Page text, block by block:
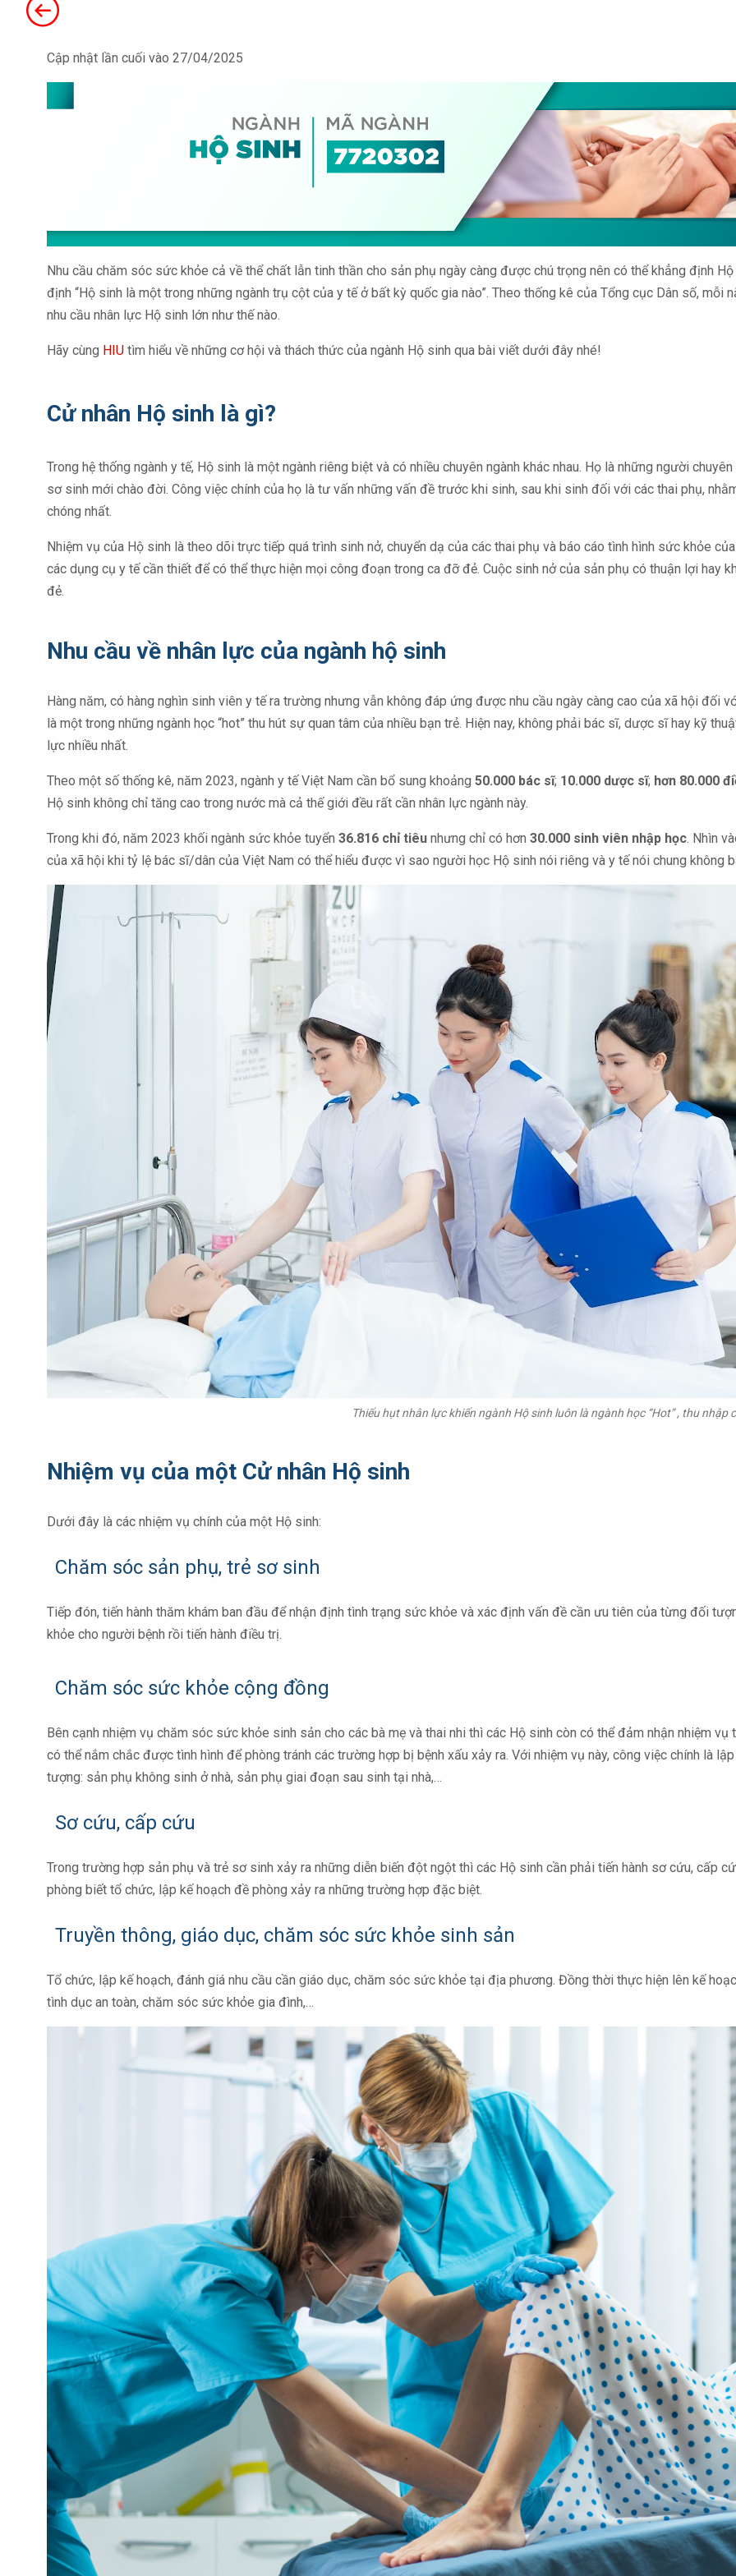
Cập nhật lần cuối vào 27/04/2025
Nhu cầu chăm sóc sức khỏe cả về thể chất lẫn tinh thần cho sản phụ ngày càng được chú trọng nên có thể khẳng định
định “Hộ sinh là một trong những ngành trụ cột của y tế ở bất kỳ quốc gia nào”. Theo thống kê của Tổng cục Dân số,
nhu cầu nhân lực Hộ sinh lớn như thế nào.
Hãy cùng HIU tìm hiểu về những cơ hội và thách thức của ngành Hộ sinh qua bài viết dưới đây nhé!
Cử nhân Hộ sinh là gì?
Trong hệ thống ngành y tế, Hộ sinh là một ngành riêng biệt và có nhiều chuyên ngành khác nhau. Họ là những người
sơ sinh mới chào đời. Công việc chính của họ là tư vấn những vấn đề trước khi sinh, sau khi sinh đối với các thai phụ,
chóng nhất.
Nhiệm vụ của Hộ sinh là theo dõi trực tiếp quá trình sinh nở, chuyển dạ của các thai phụ và báo cáo tình hình sức khỏe
các dụng cụ y tế cần thiết để có thể thực hiện mọi công đoạn trong ca đỡ đẻ. Cuộc sinh nở của sản phụ có thuận lợi hay
đẻ.
Nhu cầu về nhân lực của ngành hộ sinh
Hàng năm, có hàng nghìn sinh viên y tế ra trường nhưng vẫn không đáp ứng được nhu cầu ngày càng cao của xã hội đối
là một trong những ngành học “hot” thu hút sự quan tâm của nhiều bạn trẻ. Hiện nay, không phải bác sĩ, dược sĩ hay kỹ
lực nhiều nhất.
Theo một số thống kê, năm 2023, ngành y tế Việt Nam cần bổ sung khoảng 50.000 bác sĩ; 10.000 dược sĩ; hơn 80.000
Hộ sinh không chỉ tăng cao trong nước mà cả thế giới đều rất cần nhân lực ngành này.
Trong khi đó, năm 2023 khối ngành sức khỏe tuyển 36.816 chỉ tiêu nhưng chỉ có hơn 30.000 sinh viên nhập học. Nhìn
của xã hội khi tỷ lệ bác sĩ/dân của Việt Nam có thể hiểu được vì sao người học Hộ sinh nói riêng và y tế nói chung không
Thiếu hụt nhân lực khiến ngành Hộ sinh luôn là ngành học “Hot” , thu nhập
Nhiệm vụ của một Cử nhân Hộ sinh
Dưới đây là các nhiệm vụ chính của một Hộ sinh:
Chăm sóc sản phụ, trẻ sơ sinh
Tiếp đón, tiến hành thăm khám ban đầu để nhận định tình trạng sức khỏe và xác định vấn đề cần ưu tiên của từng đối
khỏe cho người bệnh rồi tiến hành điều trị.
Chăm sóc sức khỏe cộng đồng
Bên cạnh nhiệm vụ chăm sóc sức khỏe sinh sản cho các bà mẹ và thai nhi thì các Hộ sinh còn có thể đảm nhận nhiệm
có thể nắm chắc được tình hình để phòng tránh các trường hợp bị bệnh xấu xảy ra. Với nhiệm vụ này, công việc chính là
tượng: sản phụ không sinh ở nhà, sản phụ giai đoạn sau sinh tại nhà,…
Sơ cứu, cấp cứu
Trong trường hợp sản phụ và trẻ sơ sinh xảy ra những diễn biến đột ngột thì các Hộ sinh cần phải tiến hành sơ cứu, cấp
phòng biết tổ chức, lập kế hoạch đề phòng xảy ra những trường hợp đặc biệt.
Truyền thông, giáo dục, chăm sóc sức khỏe sinh sản
Tổ chức, lập kế hoạch, đánh giá nhu cầu cần giáo dục, chăm sóc sức khỏe tại địa phương. Đồng thời thực hiện lên kế
tình dục an toàn, chăm sóc sức khỏe gia đình,…